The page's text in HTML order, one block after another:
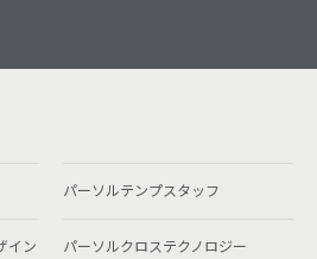
パーソルテンプスタッフ
イン パーソルクロステクノロジー